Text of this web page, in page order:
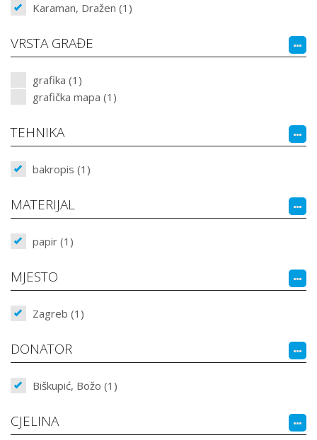
Karaman, Dražen (1)
VRSTA GRAĐE
grafika (1)
grafička mapa (1)
TEHNIKA
bakropis (1)
MATERIJAL
papir (1)
MJESTO
Zagreb (1)
DONATOR
Biškupić, Božo (1)
CJELINA